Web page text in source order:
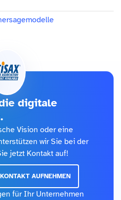
digitale
Vision oder eine
wir Sie bei der
jetzt Kontakt auf!
KONTAKT AUFNEHMEN
für Ihr Unternehmen